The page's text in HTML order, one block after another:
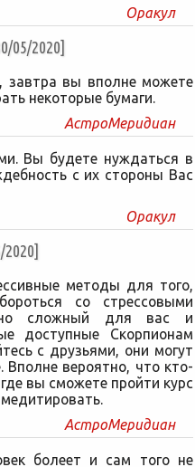
Оракул
2020]
завтра вы вполне можете
некоторые бумаги.
АстроМеридиан
Вы будете нуждаться в
с их стороны Вас
Оракул
методы для того,
со стрессовыми
сложный для вас и
доступные Скорпионам
с друзьями, они могут
Вполне вероятно, что кто-
вы сможете пройти курс
АстроМеридиан
болеет и сам того не